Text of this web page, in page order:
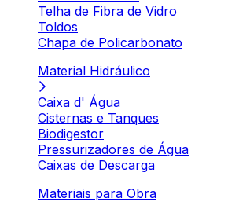
Telha de Fibra de Vidro
Toldos
Chapa de Policarbonato
Material Hidráulico
Caixa d' Água
Cisternas e Tanques
Biodigestor
Pressurizadores de Água
Caixas de Descarga
Materiais para Obra